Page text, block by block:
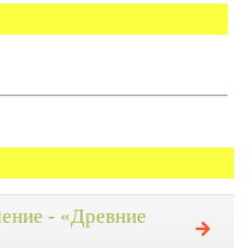
- «Древние